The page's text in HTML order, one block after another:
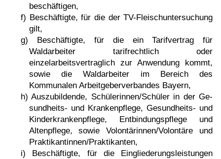
beschäftigen,
f) Beschäftigte, für die der TV-Fleischuntersuchung
gilt,
g) Beschäftigte, für die ein Tarifvertrag für
Waldarbeiter tarifrechtlich oder
einzelarbeitsvertraglich zur Anwendung kommt,
sowie die Waldarbeiter im Bereich des
Kommunalen Arbeitgeber­verbandes Bayern,
h) Auszubildende, Schülerinnen/Schüler in der Ge­
sund­heits- und Kran­ken­pflege, Gesund­heits- und
Kinder­kran­ken­pflege, Entbindungspflege und
Altenpflege, sowie Volontärin­nen/Volontäre und
Praktikantin­nen/Praktikanten,
i) Beschäftigte, für die Eingliederungsleistungen